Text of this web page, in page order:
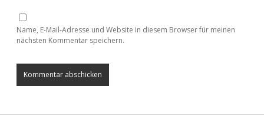
Name, E-Mail-Adresse und Website in diesem Browser für meinen
nächsten Kommentar speichern.